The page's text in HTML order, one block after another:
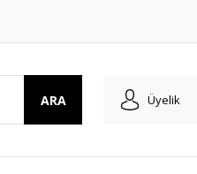
ARA Üyelik